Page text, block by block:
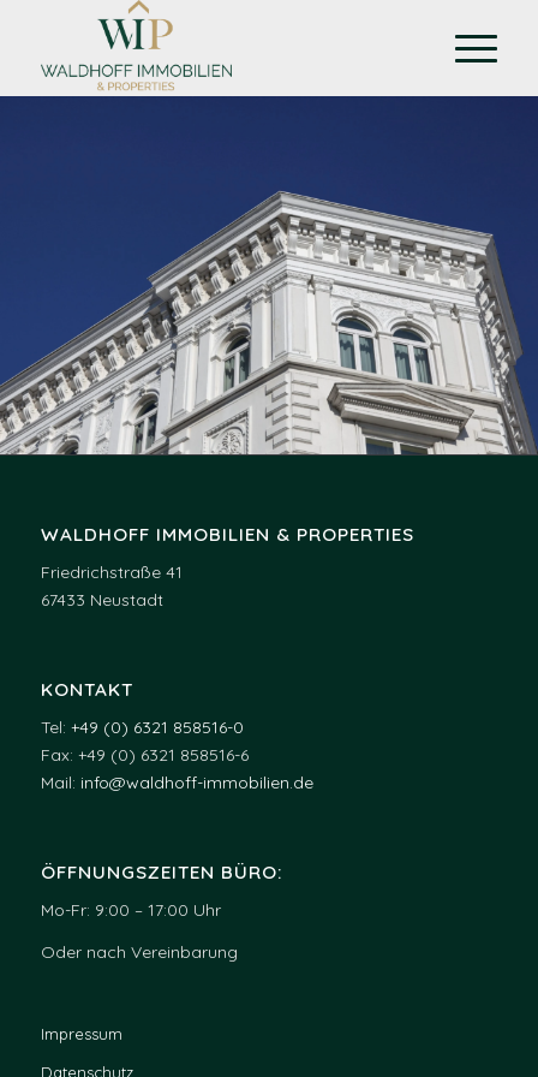
WALDHOFF IMMOBILIEN & PROPERTIES
Friedrichstraße 41
67433 Neustadt
KONTAKT
Tel: +49 (0) 6321 858516-0
Fax: +49 (0) 6321 858516-6
Mail: info@waldhoff-immobilien.de
ÖFFNUNGSZEITEN BÜRO:
Mo-Fr: 9:00 – 17:00 Uhr
Oder nach Vereinbarung
Impressum
Datenschutz